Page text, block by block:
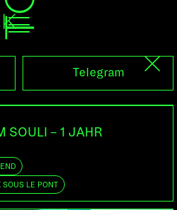
Telegram
SOULI – 1 JAHR
SOUS LE PONT